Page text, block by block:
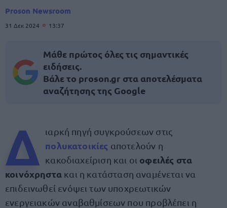
Proson Newsroom
31 Δεκ 2024 13:37
Μάθε πρώτος όλες τις σημαντικές
ειδήσεις.
Βάλε το proson.gr στα αποτελέσματα
αναζήτησης της Google
Δ ιαρκή πηγή συγκρούσεων στις
πολυκατοικίες αποτελούν η
κακοδιαχείριση και οι οφειλές στα
κοινόχρηστα και η κατάσταση αναμένεται να
επιδεινωθεί ενόψει των υποχρεωτικών
ενεργειακών αναβαθμίσεων που προβλέπει η